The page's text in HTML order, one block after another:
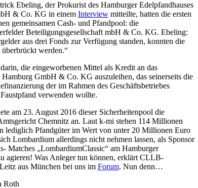
Ebeling, der Prokurist des Hamburger Edelpfandhauses
& Co. KG in einem Interviewmitteilte, hatten die ersten
gemeinsamen Cash- und Pfandpool: die
Beteiligungsgesellschaft mbH & Co. KG. Ebeling:
aus drei Fonds zur Verfügung standen, konnten die
werden.“
die eingeworbenen Mittel als Kredit an das
GmbH & Co. KG auszuleihen, das seinerseits die
der im Rahmen des Geschäftsbetriebes
verwenden wollte.
am 23. August 2016 dieser Sicherheitenpool die
Chemnitz an. Laut k-mi stehen 114 Millionen
lediglich Pfandgüter im Wert von unter 20 Millionen Euro
Lombardium allerdings nicht nehmen lassen, als Sponsor
Matches „LombardiumClassic“ am Hamburger
agieren! Was Anleger tun können, erklärt CLLB-
aus München bei uns im Forum. Nun denn…
Roth